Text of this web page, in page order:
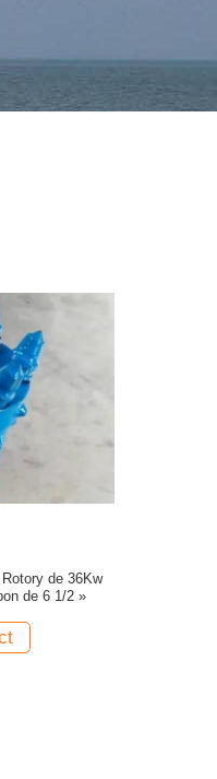
de 36Kw
de 6 1/2 »